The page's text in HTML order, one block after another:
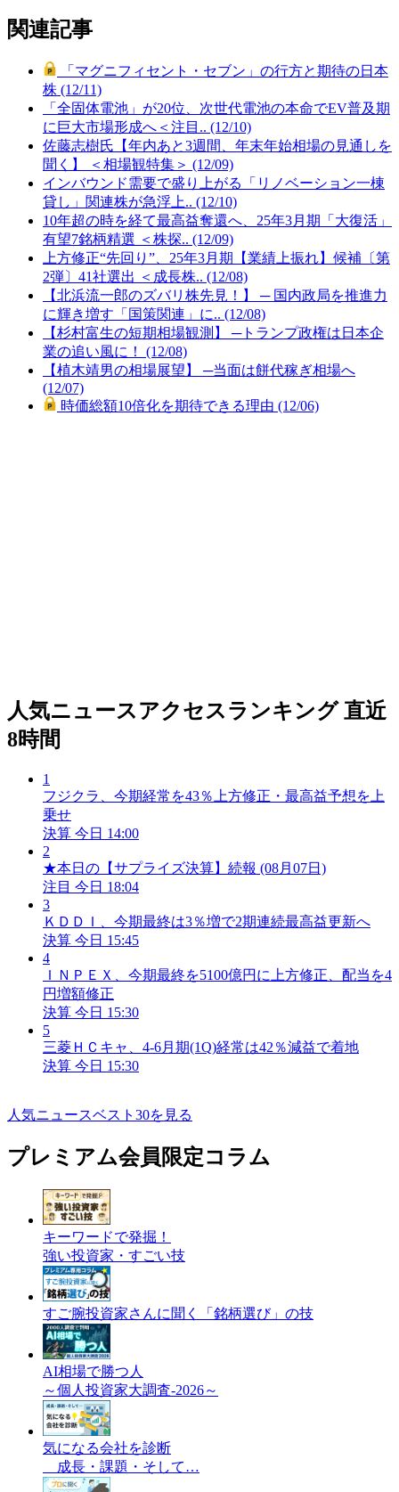
関連記事
「マグニフィセント・セブン」の行方と期待の日本
株 (12/11)
「全固体電池」が20位、次世代電池の本命でEV普及期
に巨大市場形成へ＜注目.. (12/10)
佐藤志樹氏【年内あと3週間、年末年始相場の見通しを
聞く】 ＜相場観特集＞ (12/09)
インバウンド需要で盛り上がる「リノベーション一棟
貸し」関連株が急浮上.. (12/10)
10年超の時を経て最高益奪還へ、25年3月期「大復活」
有望7銘柄精選 ＜株探.. (12/09)
上方修正“先回り”、25年3月期【業績上振れ】候補〔第
2弾〕41社選出 ＜成長株.. (12/08)
【北浜流一郎のズバリ株先見！】 ─ 国内政局を推進力
に輝き増す「国策関連」に.. (12/08)
【杉村富生の短期相場観測】 ─トランプ政権は日本企
業の追い風に！ (12/08)
【植木靖男の相場展望】 ─当面は餅代稼ぎ相場へ
(12/07)
時価総額10倍化を期待できる理由 (12/06)
人気ニュースアクセスランキング 直近
8時間
1
フジクラ、今期経常を43％上方修正・最高益予想を上
乗せ
決算 今日 14:00
2
★本日の【サプライズ決算】続報 (08月07日)
注目 今日 18:04
3
ＫＤＤＩ、今期最終は3％増で2期連続最高益更新へ
決算 今日 15:45
4
ＩＮＰＥＸ、今期最終を5100億円に上方修正、配当を4
円増額修正
決算 今日 15:30
5
三菱ＨＣキャ、4-6月期(1Q)経常は42％減益で着地
決算 今日 15:30
人気ニュースベスト30を見る
プレミアム会員限定コラム
キーワードで発掘！
強い投資家・すごい技
すご腕投資家さんに聞く「銘柄選び」の技
AI相場で勝つ人
～個人投資家大調査-2026～
気になる会社を診断
成長・課題・そして…